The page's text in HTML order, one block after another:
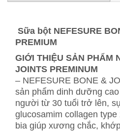
Sữa bột NEFESURE
PREMIUM
GIỚI THIỆU SẢN PHẨM
JOINTS PREMINUM
– NEFESURE BONE &
sản phẩm dinh dưỡng
người từ 30 tuổi trở lên,
glucosamim collagen
bia giúp xương chắc,